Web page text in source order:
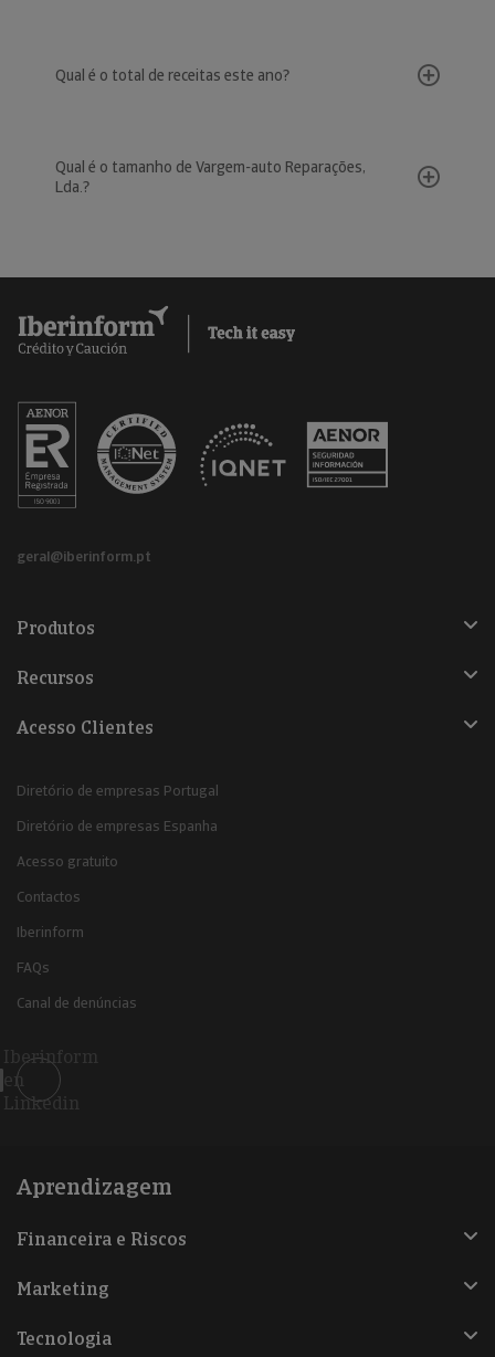
Qual é o total de receitas este ano?
Qual é o tamanho de Vargem-auto Reparações,
Lda.?
geral@iberinform.pt
Produtos
Recursos
Acesso Clientes
Diretório de empresas Portugal
Diretório de empresas Espanha
Acesso gratuito
Contactos
Iberinform
FAQs
Canal de denúncias
Iberinform
en
Linkedin
Aprendizagem
Financeira e Riscos
Marketing
Tecnologia